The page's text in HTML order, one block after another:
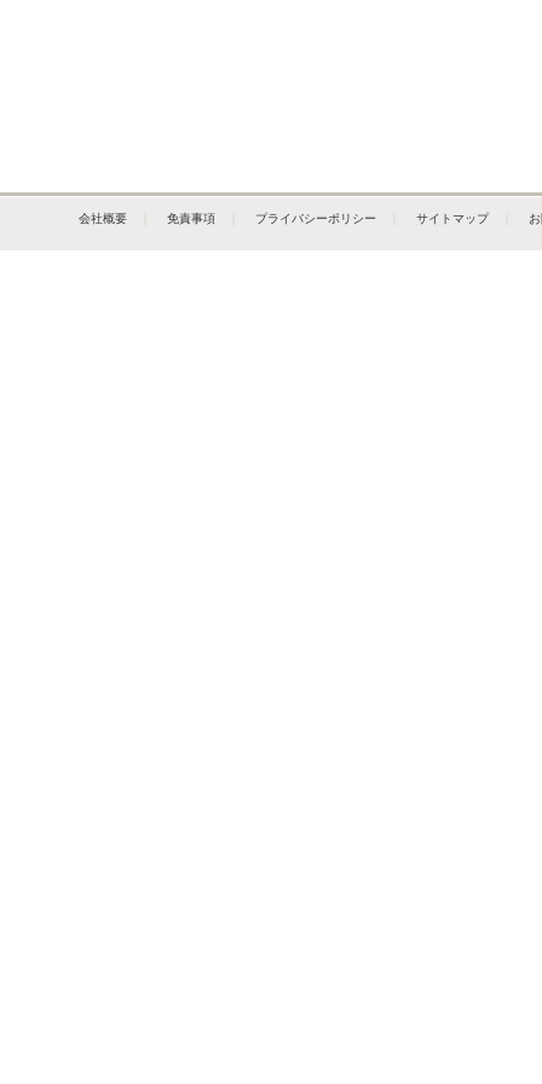
会社概要 免責事項 プライバシーポリシー サイトマップ｜